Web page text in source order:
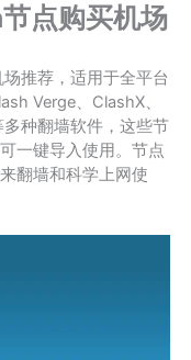
点购买机场
推荐，适用于全平台
Verge、ClashX、
种翻墙软件，这些节
一键导入使用。节点
翻墙和科学上网使